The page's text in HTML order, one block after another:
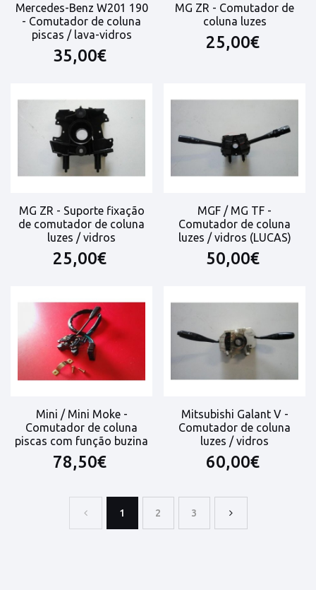
Mercedes-Benz W201 190
- Comutador de coluna
piscas / lava-vidros
35,00€
MG ZR - Comutador de
coluna luzes
25,00€
MG ZR - Suporte fixação
de comutador de coluna
luzes / vidros
25,00€
MGF / MG TF -
Comutador de coluna
luzes / vidros (LUCAS)
50,00€
Mini / Mini Moke -
Comutador de coluna
piscas com função buzina
78,50€
Mitsubishi Galant V -
Comutador de coluna
luzes / vidros
60,00€
1 2 3